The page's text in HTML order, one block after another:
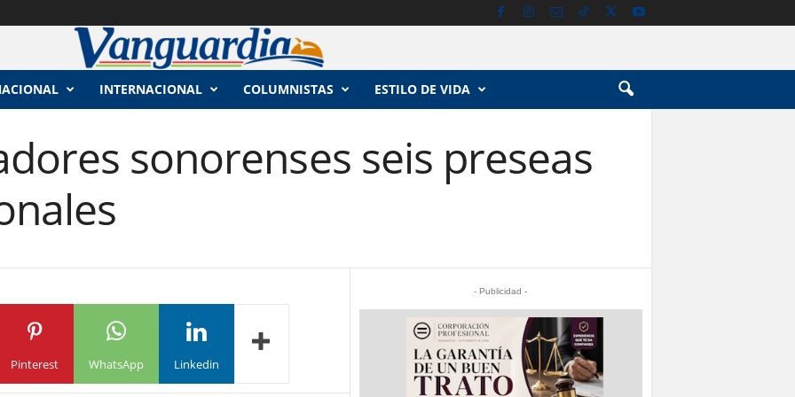
INTERNACIONAL COLUMNISTAS ESTILO DE VIDA
sonorenses seis preseas
Pinterest WhatsApp Linkedin
- Publicidad -